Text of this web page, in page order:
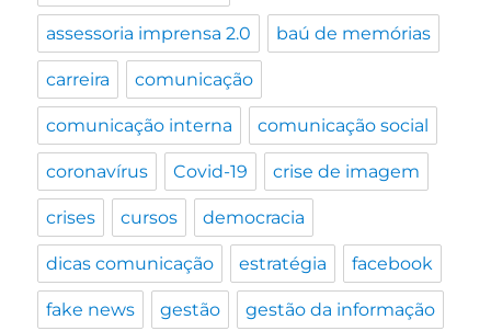
assessoria imprensa 2.0 baú de memórias
carreira comunicação
comunicação interna comunicação social
coronavírus Covid-19 crise de imagem
crises cursos democracia
dicas comunicação estratégia facebook
fake news gestão gestão da informação